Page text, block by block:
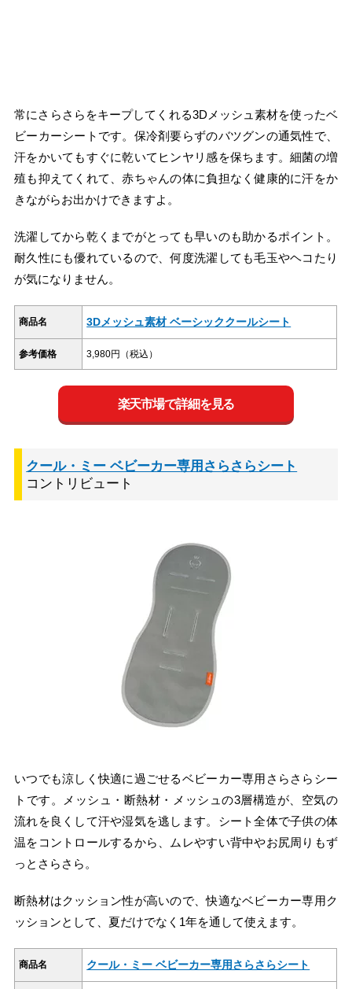
常にさらさらをキープしてくれる3Dメッシュ素材を使ったベ
ビーカーシートです。保冷剤要らずのバツグンの通気性で、
汗をかいてもすぐに乾いてヒンヤリ感を保ちます。細菌の増
殖も抑えてくれて、赤ちゃんの体に負担なく健康的に汗をか
きながらお出かけできますよ。
洗濯してから乾くまでがとっても早いのも助かるポイント。
耐久性にも優れているので、何度洗濯しても毛玉やヘコたり
が気になりません。
商品名 3Dメッシュ素材 ベーシッククールシート
参考価格 3,980円（税込）
楽天市場で詳細を見る
クール・ミー ベビーカー専用さらさらシート
コントリビュート
いつでも涼しく快適に過ごせるベビーカー専用さらさらシー
トです。メッシュ・断熱材・メッシュの3層構造が、空気の
流れを良くして汗や湿気を逃します。シート全体で子供の体
温をコントロールするから、ムレやすい背中やお尻周りもず
っとさらさら。
断熱材はクッション性が高いので、快適なベビーカー専用ク
ッションとして、夏だけでなく1年を通して使えます。
商品名 クール・ミー ベビーカー専用さらさらシート